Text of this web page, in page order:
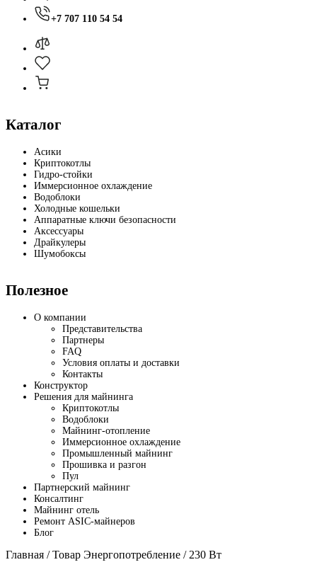
+7 707 110 54 54
Каталог
Асики
Криптокотлы
Гидро-стойки
Иммерсионное охлаждение
Водоблоки
Холодные кошельки
Аппаратные ключи безопасности
Аксессуары
Драйкулеры
Шумобоксы
Полезное
О компании
Представительства
Партнеры
FAQ
Условия оплаты и доставки
Контакты
Конструктор
Решения для майнинга
Криптокотлы
Водоблоки
Майнинг-отопление
Иммерсионное охлаждение
Промышленный майнинг
Прошивка и разгон
Пул
Партнерский майнинг
Консалтинг
Майнинг отель
Ремонт ASIC-майнеров
Блог
Главная / Товар Энергопотребление / 230 Вт